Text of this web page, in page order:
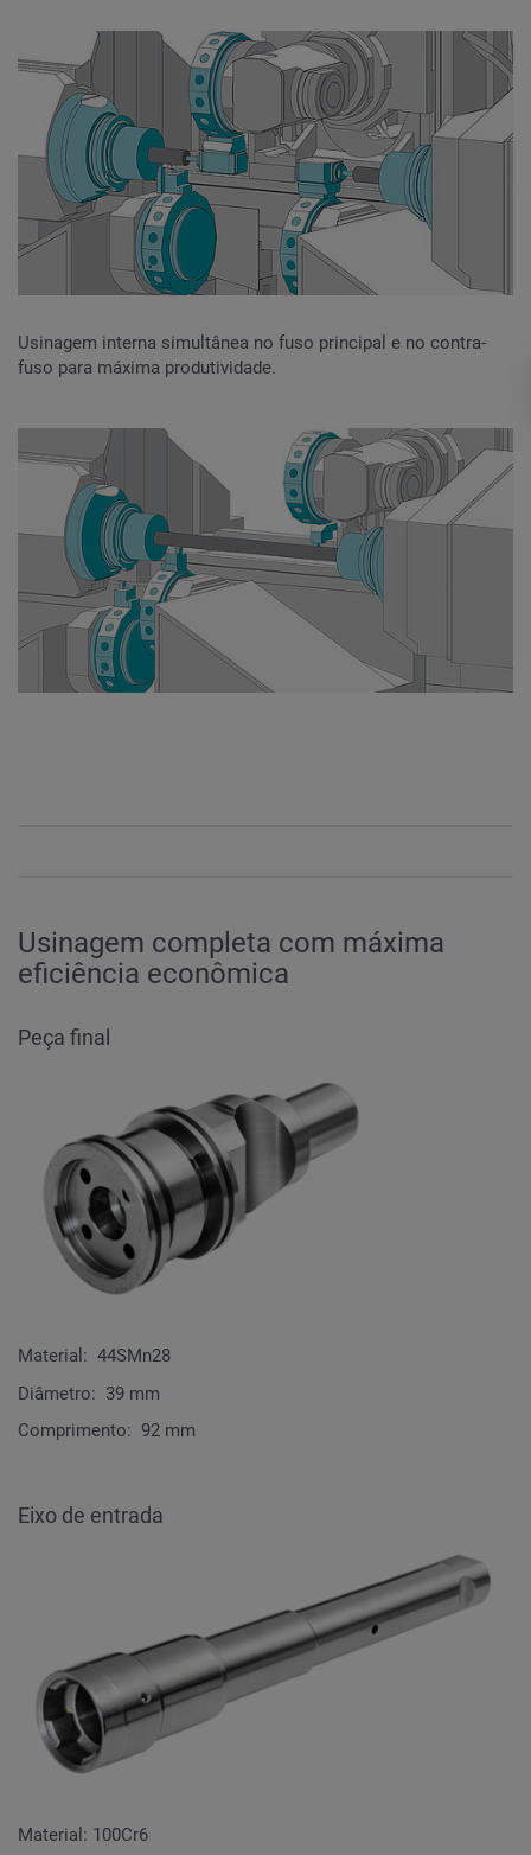
Usinagem interna simultânea no fuso principal e no contra-
fuso para máxima produtividade.
Usinagem completa com máxima
eficiência econômica
Peça final
Material: 44SMn28
Diâmetro: 39 mm
Comprimento: 92 mm
Eixo de entrada
Material: 100Cr6